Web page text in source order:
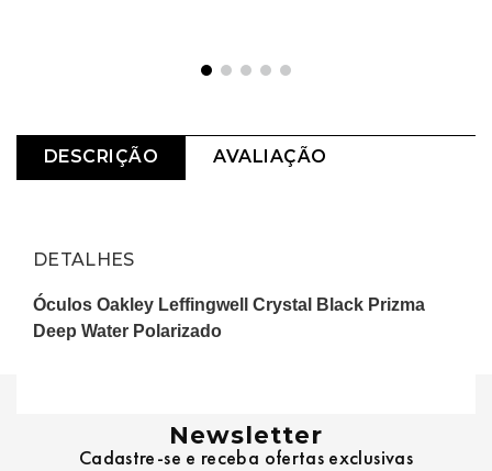
DESCRIÇÃO AVALIAÇÃO
DETALHES
Óculos Oakley Leffingwell Crystal Black Prizma
Deep Water Polarizado
Newsletter
Cadastre-se e receba ofertas exclusivas